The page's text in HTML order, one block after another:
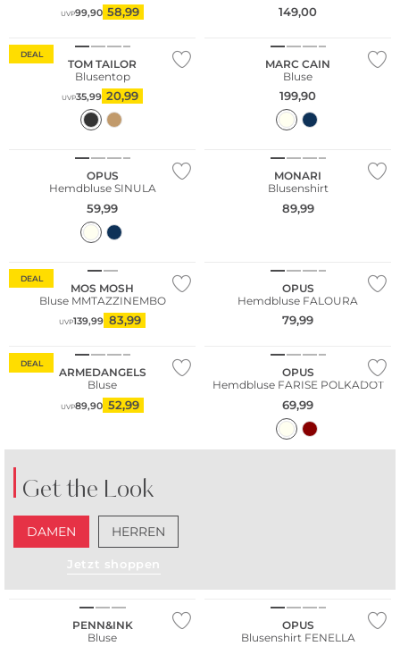
UVP99,90 58,99 149,00
DEAL
TOM TAILOR
Blusentop
UVP35,99 20,99
MARC CAIN
Bluse
199,90
OPUS
Hemdbluse SINULA
59,99
MONARI
Blusenshirt
89,99
DEAL
MOS MOSH
Bluse MMTAZZINEMBO
UVP139,99 83,99
OPUS
Hemdbluse FALOURA
79,99
DEAL
ARMEDANGELS
Bluse
UVP89,90 52,99
OPUS
Hemdbluse FARISE POLKADOT
69,99
Get the Look
DAMEN HERREN
Jetzt shoppen
PENN&INK
Bluse
OPUS
Blusenshirt FENELLA